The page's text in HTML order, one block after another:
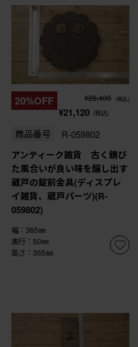
20%OFF ¥26,400 (税込)
¥21,120 (税込)
商品番号 R-059802
アンティーク雑貨 古く錆び
た風合いが良い味を醸し出す
蔵戸の錠前金具(ディスプレ
イ雑貨、蔵戸パーツ)(R-
059802)
幅：365㎜
奥行：50㎜
高さ：365㎜